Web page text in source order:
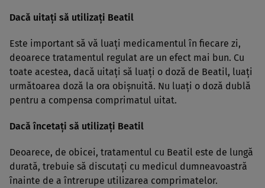
Dacă uitaţi să utilizaţi Beatil
Este important să vă luaţi medicamentul în fiecare zi,
deoarece tratamentul regulat are un efect mai bun. Cu
toate acestea, dacă uitaţi să luaţi o doză de Beatil, luaţi
următoarea doză la ora obişnuită. Nu luaţi o doză dublă
pentru a compensa comprimatul uitat.
Dacă încetaţi să utilizaţi Beatil
Deoarece, de obicei, tratamentul cu Beatil este de lungă
durată, trebuie să discutaţi cu medicul dumneavoastră
înainte de a întrerupe utilizarea comprimatelor.